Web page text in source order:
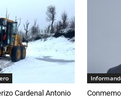
Cardenal Antonio